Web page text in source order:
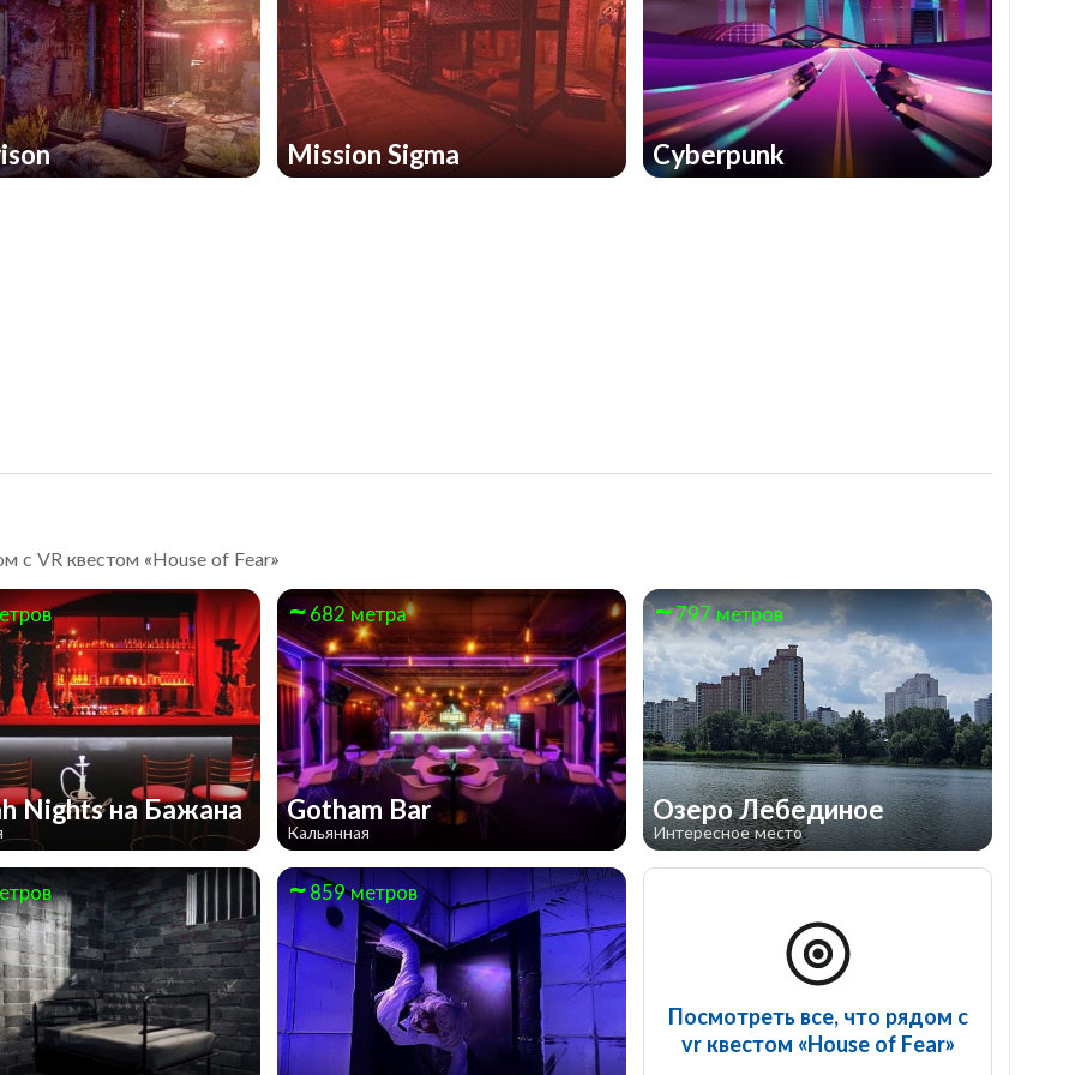
Mission Sigma Cyberpunk
с VR квестом «House of Fear»
Nights на Бажана
682 метра
Gotham Bar
Кальянная
797 метров
Озеро Лебединое
Интересное место
859 метров
Посмотреть все, что рядом с
vr квестом «House of Fear»